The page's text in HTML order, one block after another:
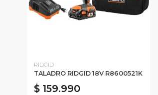
RIDGID
TALADRO RIDGID 18V R8600521K
$ 159.990